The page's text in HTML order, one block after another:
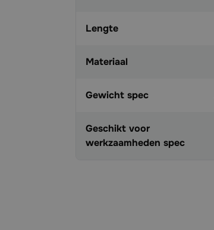
Lengte
Materiaal
Gewicht spec
Geschikt voor
werkzaamheden spec